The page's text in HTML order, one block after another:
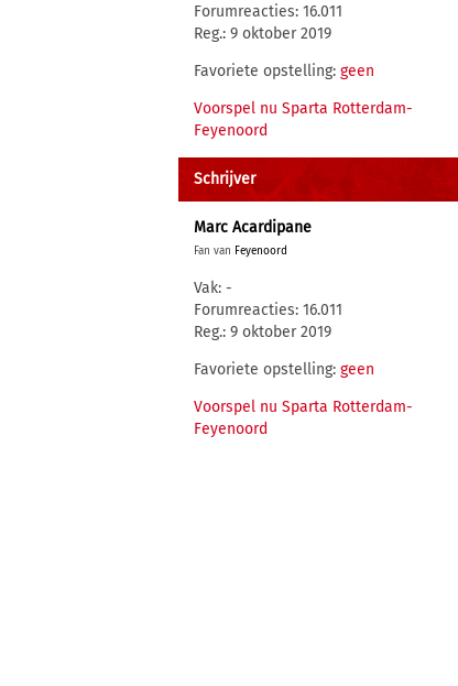
Forumreacties: 16.011
Reg.: 9 oktober 2019
Favoriete opstelling: geen
Voorspel nu Sparta Rotterdam-
Feyenoord
Schrijver
Marc Acardipane
Fan van Feyenoord
Vak: -
Forumreacties: 16.011
Reg.: 9 oktober 2019
Favoriete opstelling: geen
Voorspel nu Sparta Rotterdam-
Feyenoord